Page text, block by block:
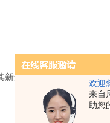
欢迎
来自
助您
新鲜度和安全性，"